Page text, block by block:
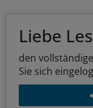
Liebe
den
Sie sich